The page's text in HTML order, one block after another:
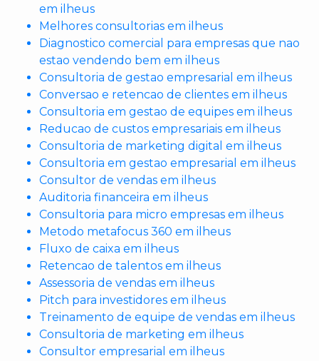
em ilheus
Melhores consultorias em ilheus
Diagnostico comercial para empresas que nao
estao vendendo bem em ilheus
Consultoria de gestao empresarial em ilheus
Conversao e retencao de clientes em ilheus
Consultoria em gestao de equipes em ilheus
Reducao de custos empresariais em ilheus
Consultoria de marketing digital em ilheus
Consultoria em gestao empresarial em ilheus
Consultor de vendas em ilheus
Auditoria financeira em ilheus
Consultoria para micro empresas em ilheus
Metodo metafocus 360 em ilheus
Fluxo de caixa em ilheus
Retencao de talentos em ilheus
Assessoria de vendas em ilheus
Pitch para investidores em ilheus
Treinamento de equipe de vendas em ilheus
Consultoria de marketing em ilheus
Consultor empresarial em ilheus